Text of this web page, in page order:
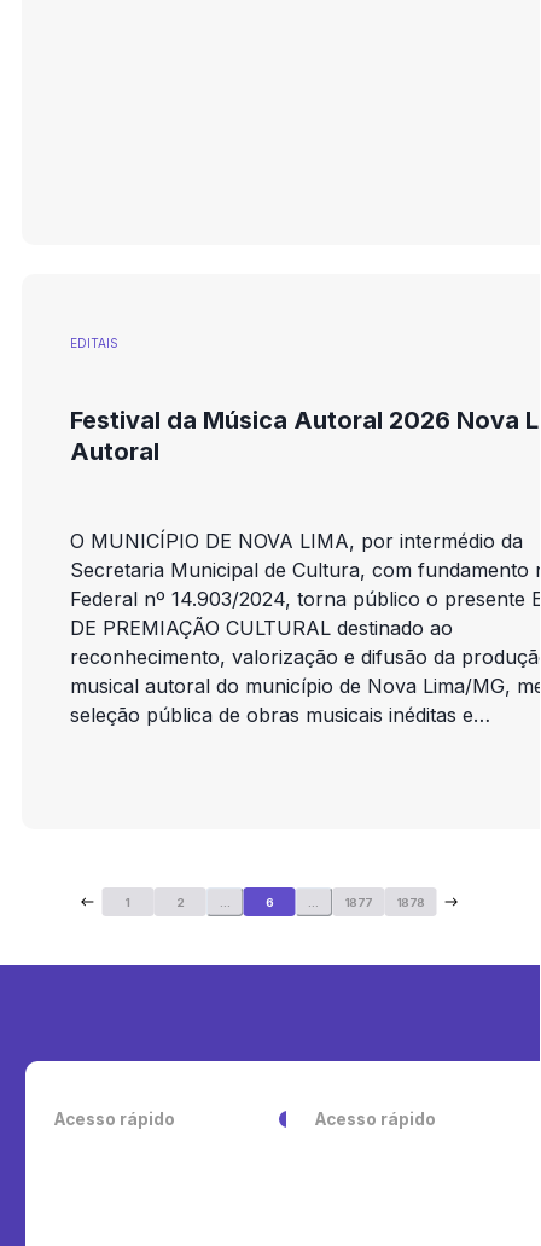
EDITAIS
Festival da Música Autoral 2026 Nova
Autoral
O MUNICÍPIO DE NOVA LIMA, por intermédio da
Secretaria Municipal de Cultura, com fundamento
Federal nº 14.903/2024, torna público o presente
DE PREMIAÇÃO CULTURAL destinado ao
reconhecimento, valorização e difusão da
musical autoral do município de Nova Lima/MG,
seleção pública de obras musicais inéditas e
1 2 6 1877 1878
Acesso rápido Acesso rápido